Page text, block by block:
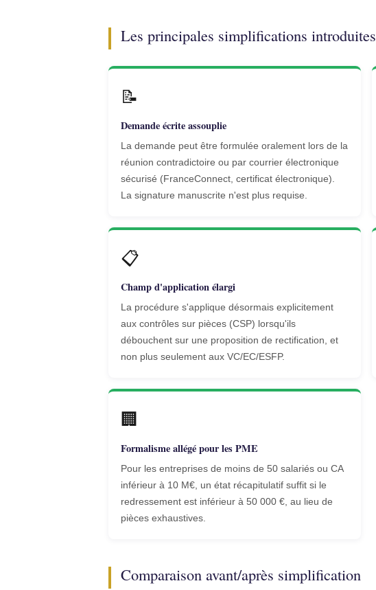
Les principales simplifications introduites
📝
Demande écrite assouplie
La demande peut être formulée oralement lors de la
réunion contradictoire ou par courrier électronique
sécurisé (FranceConnect, certificat électronique).
La signature manuscrite n'est plus requise.
📋
Champ d'application élargi
La procédure s'applique désormais explicitement
aux contrôles sur pièces (CSP) lorsqu'ils
débouchent sur une proposition de rectification, et
non plus seulement aux VC/EC/ESFP.
🏢
Formalisme allégé pour les PME
Pour les entreprises de moins de 50 salariés ou CA
inférieur à 10 M€, un état récapitulatif suffit si le
redressement est inférieur à 50 000 €, au lieu de
pièces exhaustives.
Comparaison avant/après simplification